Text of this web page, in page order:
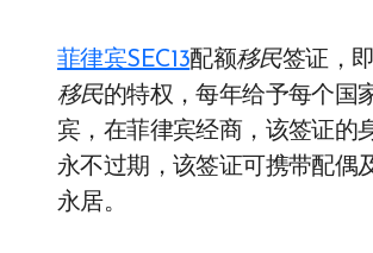
菲律宾SEC13配额移民签证，
移民的特权，每年给予每个国
宾，在菲律宾经商，该签证的
永不过期，该签证可携带配偶
永居。